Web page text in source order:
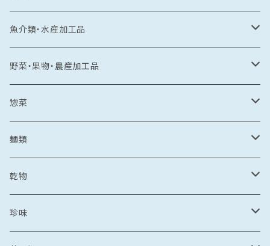
常温食品
水産加工品
野菜・果物加工品
冷凍食品
魚介類・水産加工品
鯛
刺し身
鯛茶漬け
イカ
刺し身
海鮮丼
トビウオ
刺し身
海鮮丼
牡蠣
牡蠣のオイル漬け
その他水産加工品
野菜・果物・農産加工品
冷凍フルーツ
冷凍あまおう
冷凍もも
野菜加工品
フレッシュフルーツ
いちご
惣菜
茶漬け
鍋
しゃぶしゃぶ
しゃぶしゃぶ
麺類
乾麺
ラーメン
乾物
乾燥わかめ
珍味